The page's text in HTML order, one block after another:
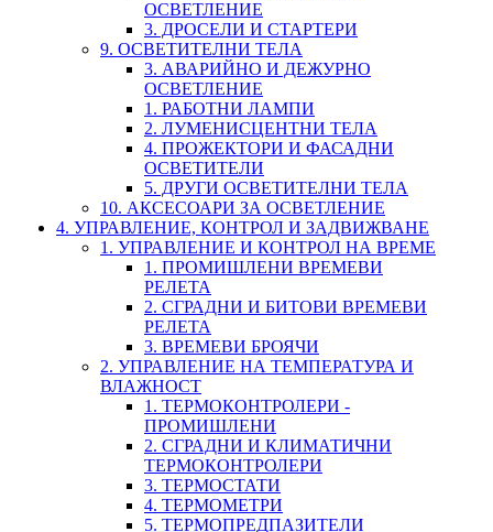
ОСВЕТЛЕНИЕ
3. ДРОСЕЛИ И СТАРТЕРИ
9. ОСВЕТИТЕЛНИ ТЕЛА
3. АВАРИЙНО И ДЕЖУРНО
ОСВЕТЛЕНИЕ
1. РАБОТНИ ЛАМПИ
2. ЛУМЕНИСЦЕНТНИ ТЕЛА
4. ПРОЖЕКТОРИ И ФАСАДНИ
ОСВЕТИТЕЛИ
5. ДРУГИ ОСВЕТИТЕЛНИ ТЕЛА
10. АКСЕСОАРИ ЗА ОСВЕТЛЕНИЕ
4. УПРАВЛЕНИЕ, КОНТРОЛ И ЗАДВИЖВАНЕ
1. УПРАВЛЕНИЕ И КОНТРОЛ НА ВРЕМЕ
1. ПРОМИШЛЕНИ ВРЕМЕВИ
РЕЛЕТА
2. СГРАДНИ И БИТОВИ ВРЕМЕВИ
РЕЛЕТА
3. ВРЕМЕВИ БРОЯЧИ
2. УПРАВЛЕНИЕ НА ТЕМПЕРАТУРА И
ВЛАЖНОСТ
1. ТЕРМОКОНТРОЛЕРИ -
ПРОМИШЛЕНИ
2. СГРАДНИ И КЛИМАТИЧНИ
ТЕРМОКОНТРОЛЕРИ
3. ТЕРМОСТАТИ
4. ТЕРМОМЕТРИ
5. ТЕРМОПРЕДПАЗИТЕЛИ